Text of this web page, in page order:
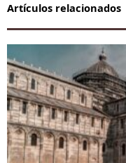
Artículos relacionados